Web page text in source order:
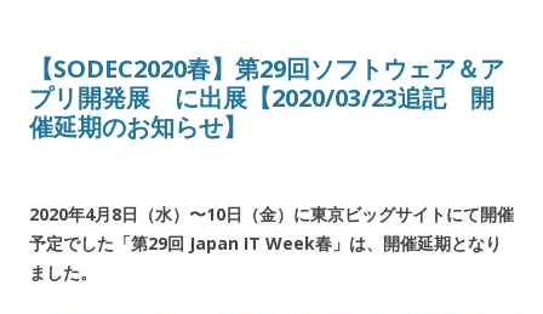
【SODEC2020春】第29回ソフトウェア＆ア
プリ開発展 に出展【2020/03/23追記 開
催延期のお知らせ】
2020年4月8日（水）〜10日（金）に東京ビッグサイトにて開催
予定でした「第29回 Japan IT Week春」は、開催延期となり
ました。